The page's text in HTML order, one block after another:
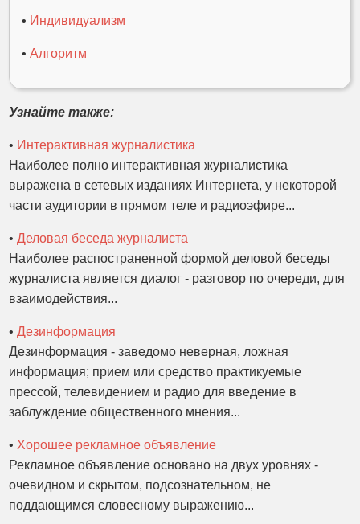
• Индивидуализм
•Алгоритм
Узнайте также:
• Интерактивная журналистика
Наиболее полно интерактивная журналистика
выражена в сетевых изданиях Интернета, у некоторой
части аудитории в прямом теле и радиоэфире...
•Деловая беседа журналиста
Наиболее распостраненной формой деловой беседы
журналиста является диалог - разговор по очереди, для
взаимодействия...
•Дезинформация
Дезинформация - заведомо неверная, ложная
информация; прием или средство практикуемые
прессой, телевидением и радио для введение в
заблуждение общественного мнения...
• Хорошее рекламное объявление
Рекламное объявление основано на двух уровнях -
очевидном и скрытом, подсознательном, не
поддающимся словесному выражению...